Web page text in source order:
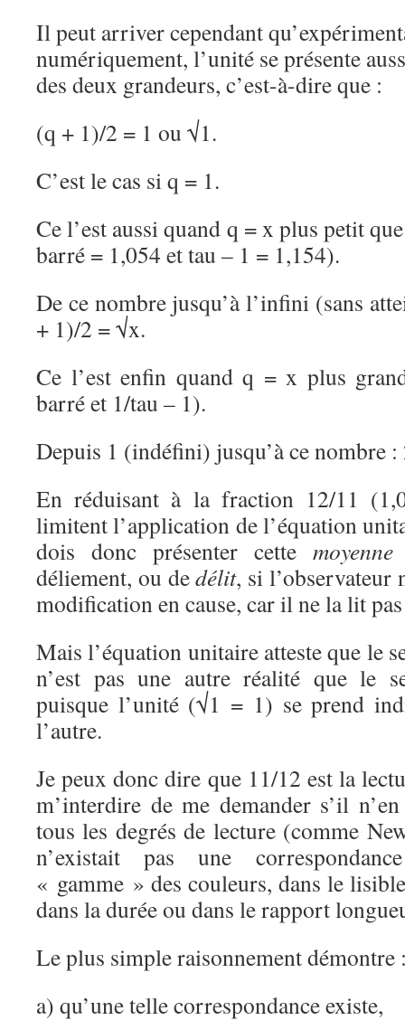
Il peut arriver cependant
numériquement, l’unité se présente
des deux grandeurs, c’est-à-dire que :
(q + 1)/2 = 1 ou √1.
C’est le cas si q = 1.
Ce l’est aussi quand q = x plus petit
barré = 1,054 et tau – 1 = 1,154).
De ce nombre jusqu’à l’infini (sans
+ 1)/2 = √x.
Ce l’est enfin quand q = x plus
barré et 1/tau – 1).
Depuis 1 (indéfini) jusqu’à ce nombre
En réduisant à la fraction 12/11
limitent l’application de l’équation
dois donc présenter cette
déliement, ou dedélit, si l’observateur
modification en cause, car il ne la lit
Mais l’équation unitaire atteste que le
n’est pas une autre réalité que le
puisque l’unité (√1 = 1) se prend
l’autre.
Je peux donc dire que 11/12 est la
m’interdire de me demander s’il
tous les degrés de lecture (comme
n’existait pas une
« gamme » des couleurs, dans le
dans la durée ou dans le rapport
Le plus simple raisonnement démontre
a) qu’une telle correspondance existe,